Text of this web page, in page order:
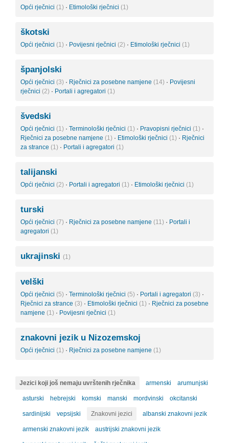
Opći rječnici (1) · Etimološki rječnici (1)
škotski
Opći rječnici (1) · Povijesni rječnici (2) · Etimološki rječnici (1)
španjolski
Opći rječnici (3) · Rječnici za posebne namjene (14) · Povijesni
rječnici (2) · Portali i agregatori (1)
švedski
Opći rječnici (1) · Terminološki rječnici (1) · Pravopisni rječnici (1) ·
Rječnici za posebne namjene (1) · Etimološki rječnici (1) · Rječnici
za strance (1) · Portali i agregatori (1)
talijanski
Opći rječnici (2) · Portali i agregatori (1) · Etimološki rječnici (1)
turski
Opći rječnici (7) · Rječnici za posebne namjene (11) · Portali i
agregatori (1)
ukrajinski (1)
velški
Opći rječnici (5) · Terminološki rječnici (5) · Portali i agregatori (3) ·
Rječnici za strance (3) · Etimološki rječnici (1) · Rječnici za posebne
namjene (1) · Povijesni rječnici (1)
znakovni jezik u Nizozemskoj
Opći rječnici (1) · Rječnici za posebne namjene (1)
Jezici koji još nemaju uvrštenih rječnika armenski arumunjski
asturski hebrejski komski manski mordvinski okcitanski
sardinijski vepsijski Znakovni jezici albanski znakovni jezik
armenski znakovni jezik austrijski znakovni jezik